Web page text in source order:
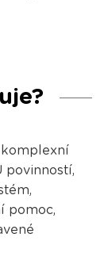
povinností,
pomoc,